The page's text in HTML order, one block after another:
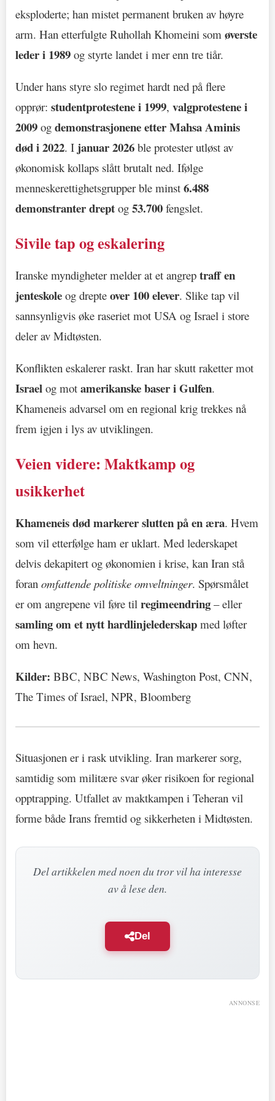
eksploderte; han mistet permanent bruken av høyre
arm. Han etterfulgte Ruhollah Khomeini som øverste
leder i 1989 og styrte landet i mer enn tre tiår.
Under hans styre slo regimet hardt ned på flere
opprør: studentprotestene i 1999, valgprotestene i
2009 og demonstrasjonene etter Mahsa Aminis
død i 2022. I januar 2026 ble protester utløst av
økonomisk kollaps slått brutalt ned. Ifølge
menneskerettighetsgrupper ble minst 6.488
demonstranter drept og 53.700 fengslet.
Sivile tap og eskalering
Iranske myndigheter melder at et angrep traff en
jenteskole og drepte over 100 elever. Slike tap vil
sannsynligvis øke raseriet mot USA og Israel i store
deler av Midtøsten.
Konflikten eskalerer raskt. Iran har skutt raketter mot
Israel og mot amerikanske baser i Gulfen.
Khameneis advarsel om en regional krig trekkes nå
frem igjen i lys av utviklingen.
Veien videre: Maktkamp og
usikkerhet
Khameneis død markerer slutten på en æra. Hvem
som vil etterfølge ham er uklart. Med lederskapet
delvis dekapitert og økonomien i krise, kan Iran stå
foran omfattende politiske omveltninger. Spørsmålet
er om angrepene vil føre til regimeendring – eller
samling om et nytt hardlinjelederskap med løfter
om hevn.
Kilder: BBC, NBC News, Washington Post, CNN,
The Times of Israel, NPR, Bloomberg
Situasjonen er i rask utvikling. Iran markerer sorg,
samtidig som militære svar øker risikoen for regional
opptrapping. Utfallet av maktkampen i Teheran vil
forme både Irans fremtid og sikkerheten i Midtøsten.
Del artikkelen med noen du tror vil ha interesse
av å lese den.
Del
ANNONSE